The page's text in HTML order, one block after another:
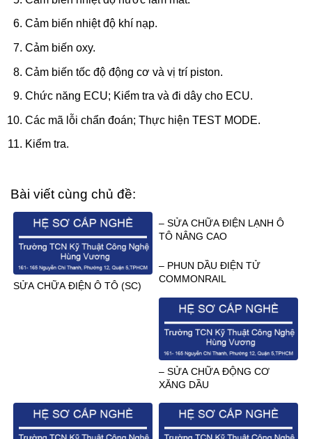
Cảm biến nhiệt độ khí nạp.
Cảm biến oxy.
Cảm biến tốc độ động cơ và vị trí piston.
Chức năng ECU; Kiểm tra và đi dây cho ECU.
Các mã lỗi chẩn đoán; Thực hiện TEST MODE.
Kiểm tra.
Bài viết cùng chủ đề:
SỬA CHỮA ĐIỆN Ô TÔ (SC)
– SỬA CHỮA ĐIỆN LẠNH Ô
TÔ NÂNG CAO
– PHUN DẦU ĐIỆN TỬ
COMMONRAIL
– SỬA CHỮA ĐỘNG CƠ
XĂNG DẦU